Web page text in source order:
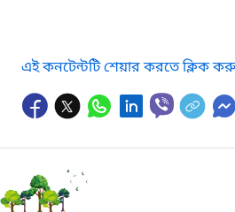
এই কনটেন্টটি শেয়ার করতে ক্লিক